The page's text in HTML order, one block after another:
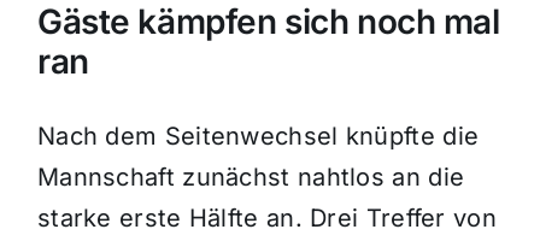
Gäste kämpfen sich noch mal
ran
Nach dem Seitenwechsel knüpfte die
Mannschaft zunächst nahtlos an die
starke erste Hälfte an. Drei Treffer von